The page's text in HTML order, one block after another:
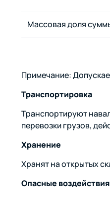
Массовая доля
Примечание:
Транспортировка
Транспортируют
перевозки грузов,
Хранение
Хранят на открытых
Опасные